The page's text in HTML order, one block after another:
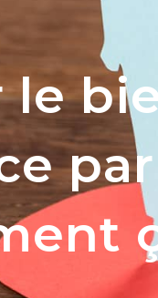
le